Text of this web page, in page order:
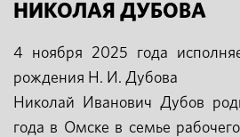
НИКОЛАЯ ДУБОВА
4 ноября 2025 года
рождения Н. И. Дубова
Николай Иванович Дубов
года в Омске в семье